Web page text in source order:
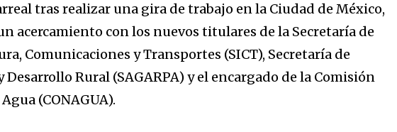
tras realizar una gira de trabajo en la Ciudad de México,
acercamiento con los nuevos titulares de la Secretaría de
Comunicaciones y Transportes (SICT), Secretaría de
Rural (SAGARPA) y el encargado de la Comisión
(CONAGUA).